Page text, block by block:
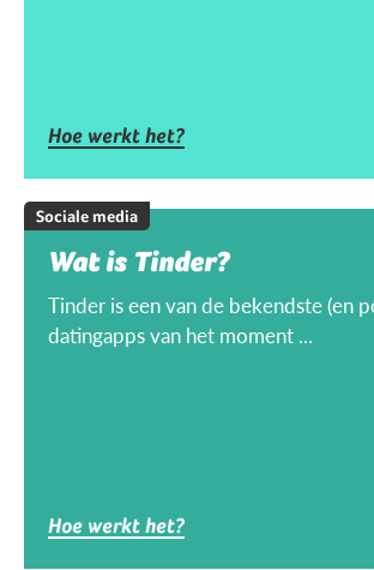
Hoe werkt het?
Sociale media
Wat is Tinder?
Tinder is een van de bekendste (en
datingapps van het moment ...
Hoe werkt het?